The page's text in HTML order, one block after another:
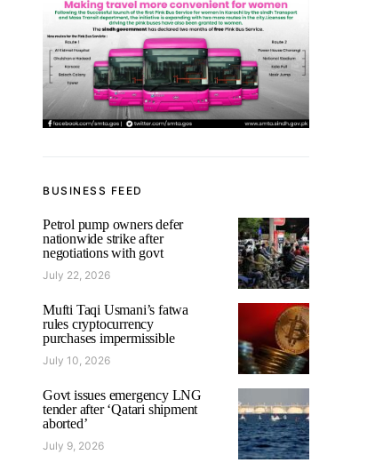
BUSINESS FEED
Petrol pump owners defer
nationwide strike after
negotiations with govt
July 22, 2026
Mufti Taqi Usmani’s fatwa
rules cryptocurrency
purchases impermissible
July 10, 2026
Govt issues emergency LNG
tender after ‘Qatari shipment
aborted’
July 9, 2026